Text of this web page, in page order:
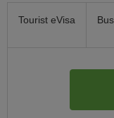
Tourist eVisa